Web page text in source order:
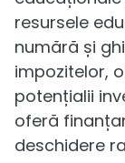
resursele
numără și
impozitelor,
potențialii
oferă
deschidere